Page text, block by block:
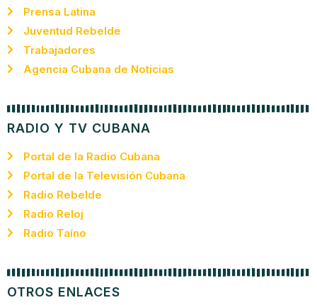
Prensa Latina
Juventud Rebelde
Trabajadores
Agencia Cubana de Noticias
RADIO Y TV CUBANA
Portal de la Radio Cubana
Portal de la Televisión Cubana
Radio Rebelde
Radio Reloj
Radio Taíno
OTROS ENLACES